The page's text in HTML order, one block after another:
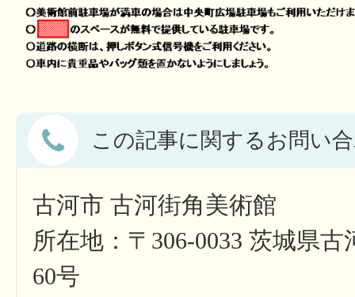
この記事に関するお問い
古河市 古河街角美術館
所在地：〒306-0033 茨城県
60号